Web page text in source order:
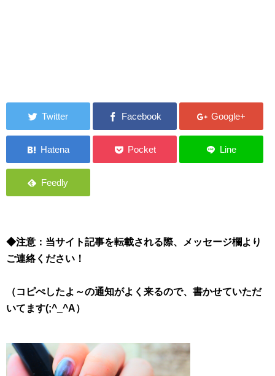
◆注意：当サイト記事を転載される際、メッセージ欄より
ご連絡ください！
（コピぺしたよ～の通知がよく来るので、書かせていただ
いてます(;^_^A）